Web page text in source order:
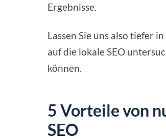
Ergebnisse.
Lassen Sie uns also tiefer
auf die lokale SEO
können.
5 Vorteile von
SEO